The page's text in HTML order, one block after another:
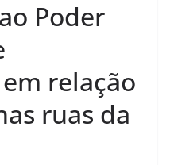
Poder
relação
ruas da